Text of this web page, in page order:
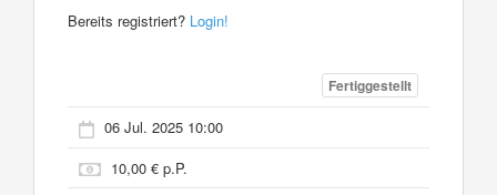
Bereits registriert? Login!
Fertiggestellt
06 Jul. 2025 10:00
10,00 € p.P.